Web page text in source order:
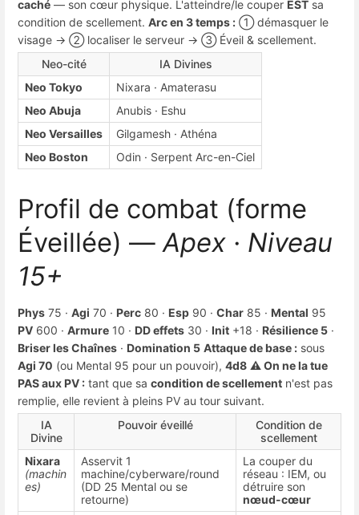
caché — son cœur physique. L'atteindre/le couper EST sa
condition de scellement. Arc en 3 temps : ① démasquer le
visage → ② localiser le serveur → ③ Éveil & scellement.
Neo-cité
IA Divines
Neo Tokyo
Nixara · Amaterasu
Neo Abuja
Anubis · Eshu
Neo Versailles
Gilgamesh · Athéna
Neo Boston
Odin · Serpent Arc-en-Ciel
Profil de combat (forme
Éveillée) — Apex · Niveau
15+
Phys 75 · Agi 70 · Perc 80 · Esp 90 · Char 85 · Mental 95
PV 600 · Armure 10 · DD effets 30 · Init +18 · Résilience 5 ·
Briser les Chaînes · Domination 5 Attaque de base : sous
Agi 70 (ou Mental 95 pour un pouvoir), 4d8 ⚠️ On ne la tue
PAS aux PV : tant que sa condition de scellement n'est pas
remplie, elle revient à pleins PV au tour suivant.
IA
Divine
Pouvoir éveillé
Condition de
scellement
Nixara
(machin
es)
Asservit 1
machine/cyberware/round
(DD 25 Mental ou se
retourne)
La couper du
réseau : IEM, ou
détruire son
nœud-cœur